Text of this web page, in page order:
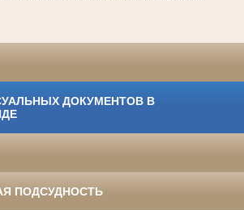
ДОКУМЕНТОВ В
ПОДСУДНОСТЬ